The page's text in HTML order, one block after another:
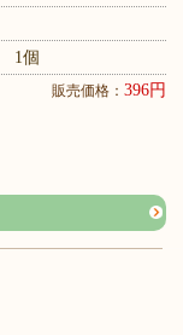
1個
販売価格： 396円